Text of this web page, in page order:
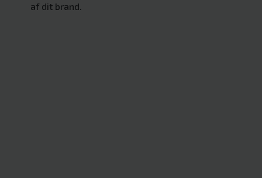
af dit brand.